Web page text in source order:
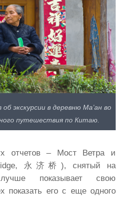
экскурсии в деревню Ма’ан во
путешествия по Китаю.
отчетов – Мост Ветра и
永济桥), снятый на
показывает свою
показать его с еще одного